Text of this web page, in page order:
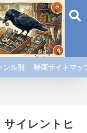
ル別 映画サイトマ
サイレントヒ